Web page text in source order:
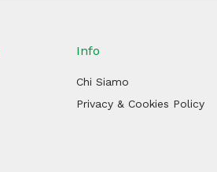
Info
Chi Siamo
Privacy & Cookies Policy